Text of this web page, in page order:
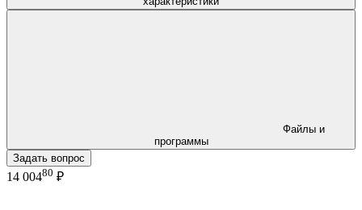
программы
Задать вопрос
14 00480 ₽